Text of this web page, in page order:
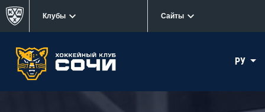
Клубы Сайты
РУ